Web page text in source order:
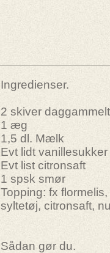
Ingredienser.
2 skiver
1 æg
1,5 dl. Mælk
Evt lidt vanillesukker
Evt list citronsaft
1 spsk smør
Topping: fx
syltetøj, citronsaft,
Sådan gør du.